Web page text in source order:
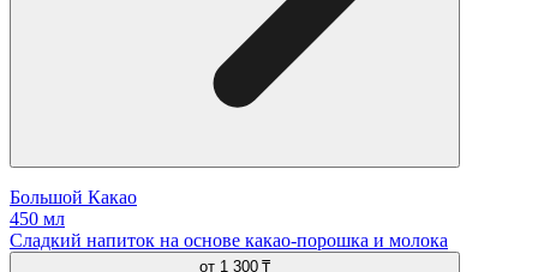
Большой Какао
450 мл
Сладкий напиток на основе какао-порошка и молока
от 1 300 ₸